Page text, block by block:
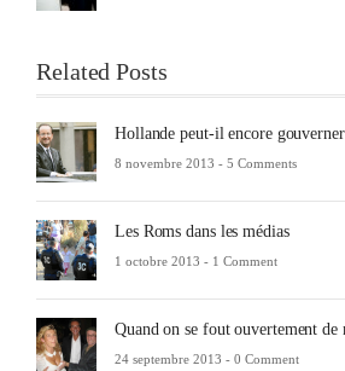
Related Posts
Hollande peut-il encore
8 novembre 2013 - 5 Comments
Les Roms dans les médias
1 octobre 2013 - 1 Comment
Quand on se fout ouvertement de
24 septembre 2013 - 0 Comment